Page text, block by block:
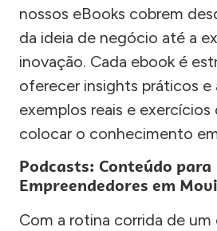
nossos eBooks cobrem
da ideia de negócio até a
inovação. Cada ebook é
oferecer insights práticos e
exemplos reais e exercícios
colocar o conhecimento
Podcasts: Conteúdo para
Empreendedores em
Com a rotina corrida de